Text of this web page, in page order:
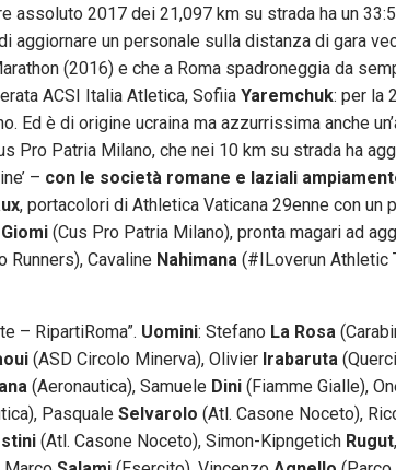
assoluto 2017 dei 21,097 km su strada ha un
aggiornare un personale sulla distanza di gara
(2016) e che a Roma spadroneggia da
ACSI Italia Atletica, Sofiia Yaremchuk: per la
Ed è di origine ucraina ma azzurrissima anche
Pro Patria Milano, che nei 10 km su strada ha
– con le società romane e laziali
, portacolori di Athletica Vaticana 29enne con un
Giomi (Cus Pro Patria Milano), pronta magari ad
Runners), Cavaline Nahimana (#ILoverun Athletic
– RipartiRoma”. Uomini: Stefano La Rosa
(ASD Circolo Minerva), Olivier Irabaruta
(Aeronautica), Samuele Dini (Fiamme Gialle),
Pasquale Selvarolo (Atl. Casone Noceto),
(Atl. Casone Noceto), Simon-Kipngetich Rugut